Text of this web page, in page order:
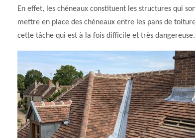
En effet, les chéneaux constituent les structures qui
mettre en place des chéneaux entre les pans de
cette tâche qui est à la fois difficile et très